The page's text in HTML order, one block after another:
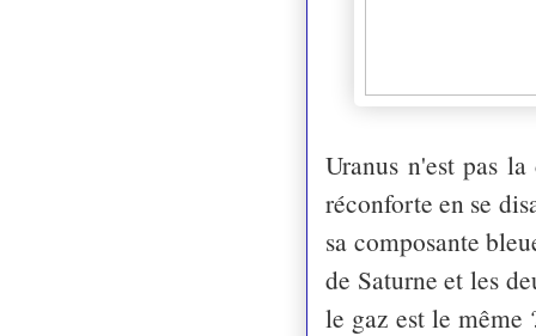
Uranus n'est pas
réconforte en se
sa composante
de Saturne et les
le gaz est le même